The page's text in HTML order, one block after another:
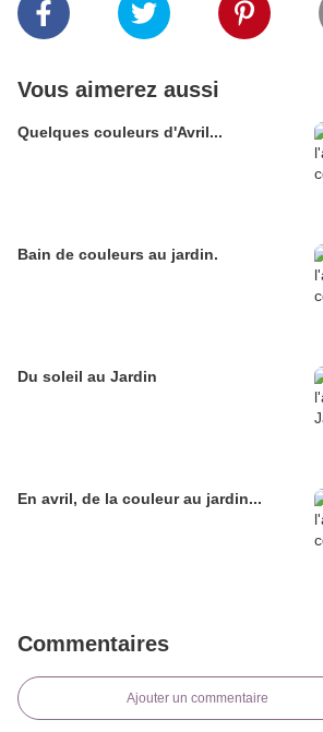
Vous aimerez aussi
Quelques couleurs d'Avril...
Bain de couleurs au jardin.
Du soleil au Jardin
En avril, de la couleur au jardin...
Commentaires
Ajouter un commentaire